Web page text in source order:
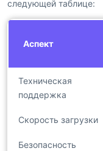
следующей таблице:
Аспект
Техническая
поддержка
Скорость загрузки
Безопасность